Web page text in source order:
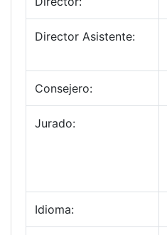
Director Asistente:
Consejero:
Jurado:
Idioma: